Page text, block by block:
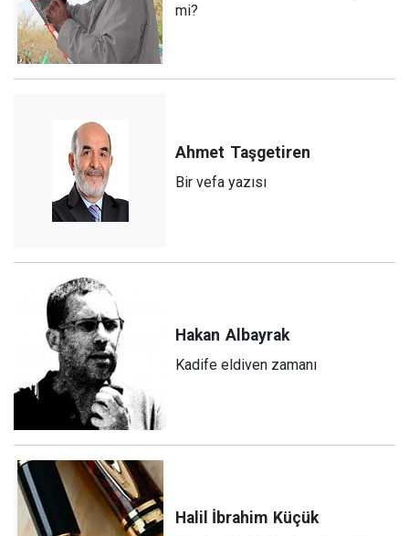
mi?
Ahmet Taşgetiren
Bir vefa yazısı
Hakan Albayrak
Kadife eldiven zamanı
Halil İbrahim Küçük